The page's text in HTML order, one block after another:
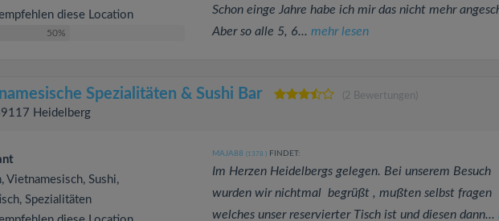
diese Location
50%
Schon einge Jahre habe ich mir das nicht mehr
Aber so alle 5, 6... mehr lesen
Spezialitäten & Sushi Bar (2 Bewertungen)
Heidelberg
Vietnamesisch, Sushi,
Spezialitäten
MAJA88 (1378 )FINDET:
Im Herzen Heidelbergs gelegen. Bei unserem Besuch
wurden wir nichtmal begrüßt , mußten selbst fragen
welches unser reservierter Tisch ist und diesen dann...